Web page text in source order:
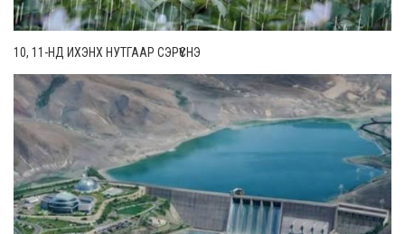
10, 11-НД ИХЭНХ НУТГААР СЭРҮҮСНЭ